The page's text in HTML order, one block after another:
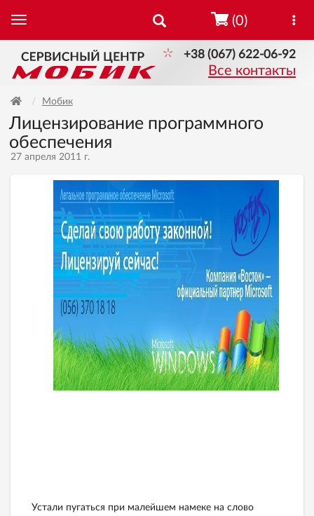
+38 (067) 622-06-92
Все контакты
(0)
Мобик
Лицензирование программного
обеспечения
27 апреля 2011 г.
Устали пугаться при малейшем намеке на слово